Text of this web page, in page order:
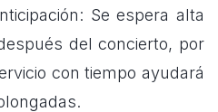
Se espera alta
del concierto, por
con tiempo ayudará